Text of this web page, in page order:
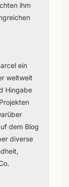
ihm
ein
weltweit
Hingabe
dem Blog
diverse